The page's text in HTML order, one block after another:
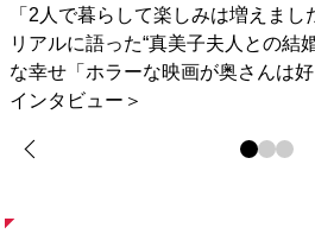
「2人で暮らして楽しみは増えまし
リアルに語った“真美子夫人との結
な幸せ「ホラーな映画が奥さんは
インタビュー＞